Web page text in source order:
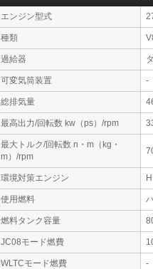
エンジン型式
種類
過給器
可変気筒装置 -
総排気量
最高出力/回転数 kw（ps）/rpm
最大トルク/回転数 n・m（kg・
m）/rpm
環境対策エンジン
使用燃料
燃料タンク容量
JC08モード燃費
WLTCモード燃費 -